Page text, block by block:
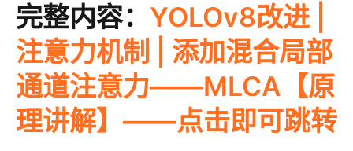
完整内容： YOLOv8改进 |
注意力机制 | 添加混合局部
通道注意力——MLCA【原
理讲解】——点击即可跳转